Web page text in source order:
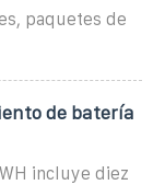
paquetes de
de batería
incluye diez